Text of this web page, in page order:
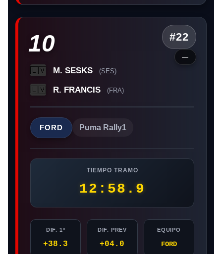
10 #22
—
🇱🇻 M. SESKS (SES)
🇱🇻 R. FRANCIS (FRA)
FORD Puma Rally1
TIEMPO TRAMO
12:58.9
DIF. 1º
+38.3
DIF. PREV
+04.0
EQUIPO
FORD